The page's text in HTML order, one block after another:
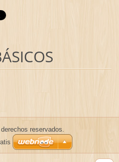
reservados.